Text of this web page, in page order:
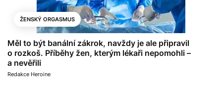
ŽENSKÝ ORGASMUS
Měl to být banální zákrok, navždy je ale připravil
o rozkoš. Příběhy žen, kterým lékaři nepomohli –
a nevěřili
Redakce Heroine